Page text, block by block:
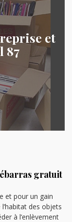
et
87
gratuit
et pour un gain
des objets
à l’enlèvement